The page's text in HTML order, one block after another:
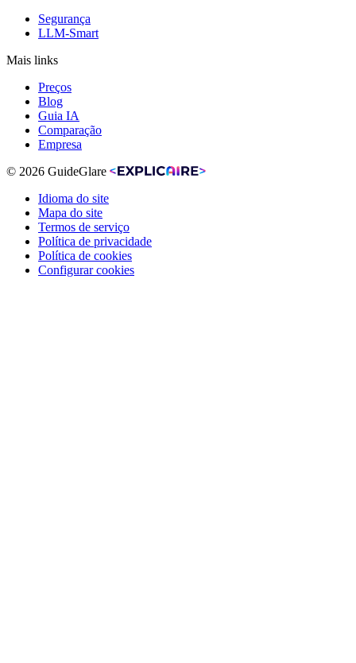
Segurança
LLM-Smart
Mais links
Preços
Blog
Guia IA
Comparação
Empresa
© 2026 GuideGlare
Idioma do site
Mapa do site
Termos de serviço
Política de privacidade
Política de cookies
Configurar cookies